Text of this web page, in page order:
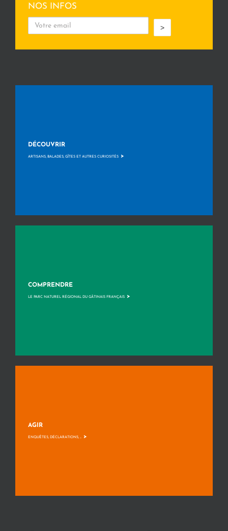
NOS INFOS
>
DÉCOUVRIR
ARTISANS, BALADES, GÎTES ET AUTRES CURIOSITÉS >
COMPRENDRE
LE PARC NATUREL RÉGIONAL DU GÂTINAIS FRANÇAIS >
AGIR
ENQUÊTES, DÉCLARATIONS, ... >